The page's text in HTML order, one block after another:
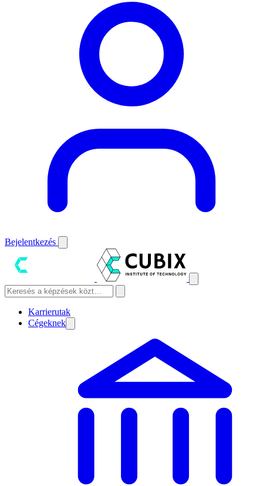
Bejelentkezés
Karrierutak
Cégeknek